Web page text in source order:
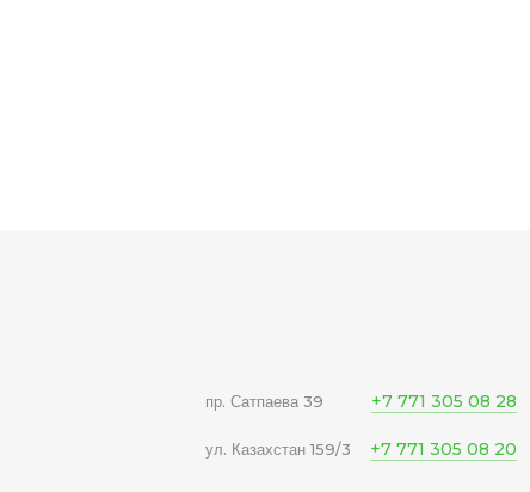
пр. Сатпаева 39 +7 771 305 08 28
ул. Казахстан 159/3 +7 771 305 08 20